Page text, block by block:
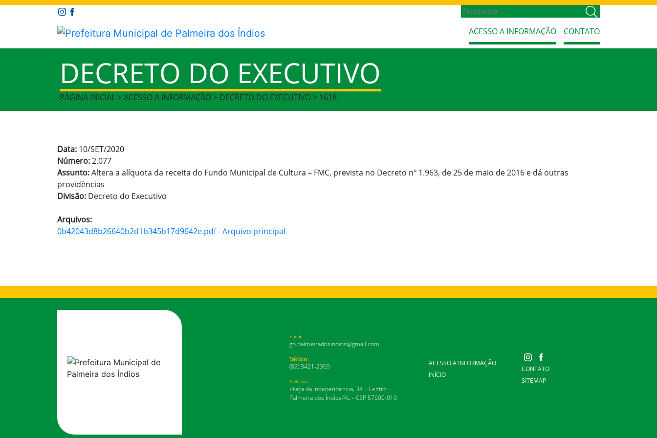
ACESSO A INFORMAÇÃO CONTATO
DECRETO DO EXECUTIVO
PÁGINA INICIAL > ACESSO A INFORMAÇÃO > DECRETO DO EXECUTIVO > 1618
Data: 10/SET/2020
Número:2.077
Assunto:Altera a alíquota da receita do Fundo Municipal de Cultura – FMC, prevista no Decreto nº 1.963, de 25 de maio de 2016 e dá outras
providências
Divisão: Decreto do Executivo
Arquivos:
0b42043d8b26640b2d1b345b17d9642e.pdf - Arquivo principal
E-mail
gp.palmeiradosindios@gmail.com
Telefones:
(82) 3421-2309
Endereço:
Praça da Independência, 34 – Centro –
Palmeira dos Índios/AL – CEP 57600-010
ACESSO A INFORMAÇÃO
INÍCIO
CONTATO
SITEMAP